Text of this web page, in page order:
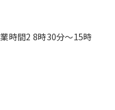
時間2 8時30分〜15時